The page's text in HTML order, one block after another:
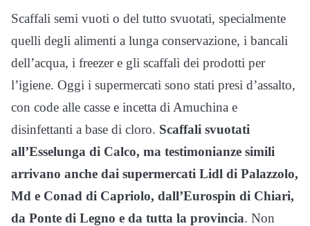
Scaffali semi vuoti o del tutto svuotati, specialmente
quelli degli alimenti a lunga conservazione, i bancali
dell’acqua, i freezer e gli scaffali dei prodotti per
l’igiene. Oggi i supermercati sono stati presi d’assalto,
con code alle casse e incetta di Amuchina e
disinfettanti a base di cloro. Scaffali svuotati
all’Esselunga di Calco, ma testimonianze simili
arrivano anche dai supermercati Lidl di Palazzolo,
Md e Conad di Capriolo, dall’Eurospin di Chiari,
da Ponte di Legno e da tutta la provincia. Non